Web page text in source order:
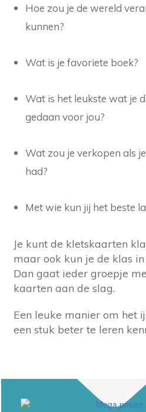
Hoe zou je de wereld
kunnen?
Wat is je favoriete boek?
Wat is het leukste wat je
gedaan voor jou?
Wat zou je verkopen als
had?
Met wie kun jij het beste
Je kunt de kletskaarten
maar ook kun je de klas
Dan gaat ieder groepje
kaarten aan de slag.
Een leuke manier om het
een stuk beter te leren